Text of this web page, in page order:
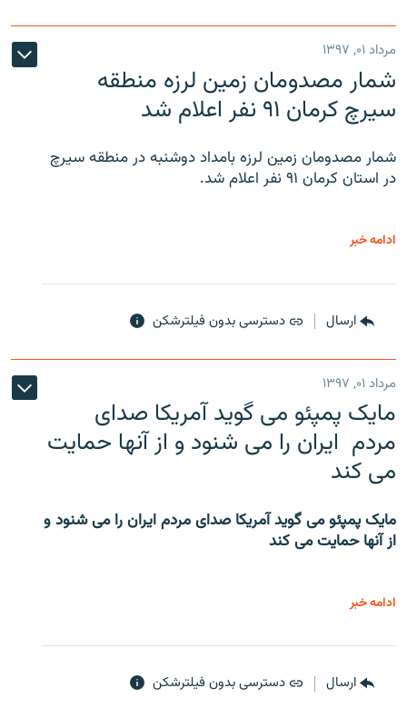
مرداد ۰۱, ۱۳۹۷
شمار مصدومان زمین لرزه منطقه
سیرچ کرمان ۹۱ نفر اعلام شد
شمار مصدومان زمین لرزه بامداد دوشنبه در منطقه سیرچ
در استان کرمان ۹۱ نفر اعلام شد.
ادامه خبر
ارسال دسترسی بدون فیلترشکن
مرداد ۰۱, ۱۳۹۷
مایک پمپئو می گوید آمریکا صدای
مردم ایران را می شنود و از آنها حمایت
می کند
مایک پمپئو می گوید آمریکا صدای مردم ایران را می شنود و
از آنها حمایت می کند
ادامه خبر
ارسال دسترسی بدون فیلترشکن